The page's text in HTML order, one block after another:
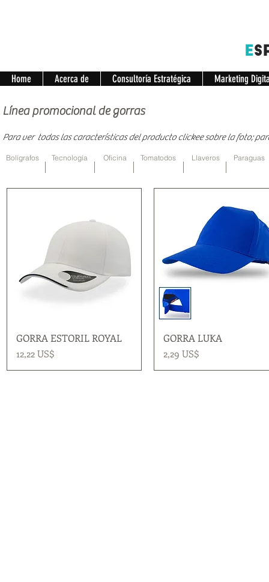
Home Acerca de Consultoría Estratégica Marketing
Línea promocional de gorras
Para ver todas las características del producto clickee sobre la foto;
Bolígrafos Tecnología Oficina Tomatodos Llaveros Paraguas
Vista rápida
GORRA ESTORIL ROYAL
Precio
12,22 US$
Vista rápida
GORRA LUKA
Precio
2,29 US$